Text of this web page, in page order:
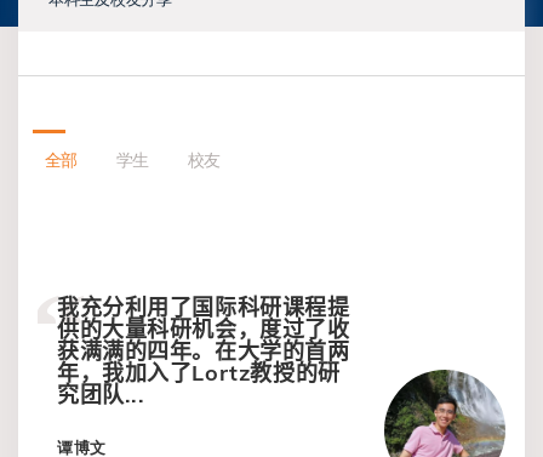
全部 学生 校友
我充分利用了国际科研课程提
供的大量科研机会，度过了收
获满满的四年。在大学的首两
年，我加入了Lortz教授的研
究团队...
谭博文